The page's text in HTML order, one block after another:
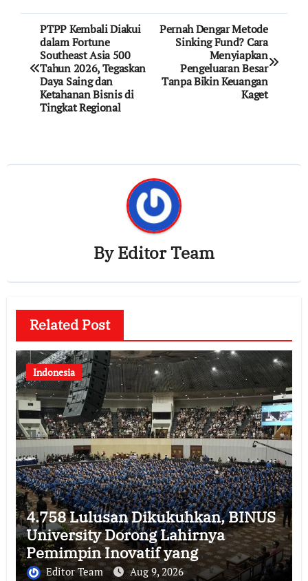
Post
navigation
PTPP Kembali Diakui
dalam Fortune
Southeast Asia 500
Tahun 2026, Tegaskan
Daya Saing dan
Ketahanan Bisnis di
Tingkat Regional
Pernah Dengar Metode
Sinking Fund? Cara
Menyiapkan
Pengeluaran Besar
Tanpa Bikin Keuangan
Kaget
ByEditor Team
Related Post
Indonesia
4.758 Lulusan Dikukuhkan, BINUS
University Dorong Lahirnya
Pemimpin Inovatif yang
Berdampak
Editor Team Aug 9, 2026